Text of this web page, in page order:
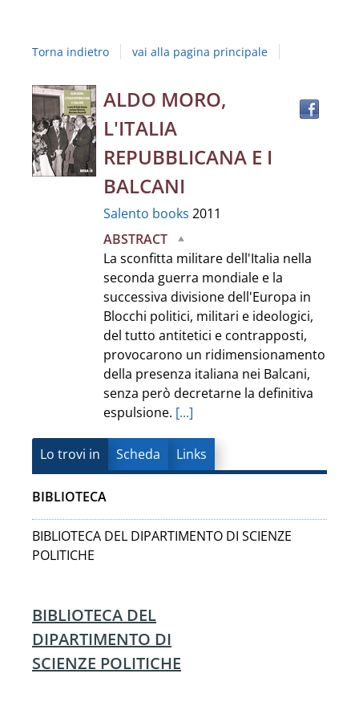
Campania
Vanvitelli"
Torna indietro vai alla pagina principale
Dettaglio
del
documento
ALDO MORO,
L'ITALIA
REPUBBLICANA E I
BALCANI
Salento books 2011
ABSTRACT
La sconfitta militare dell'Italia nella
seconda guerra mondiale e la
successiva divisione dell'Europa in
Blocchi politici, militari e ideologici,
del tutto antitetici e contrapposti,
provocarono un ridimensionamento
della presenza italiana nei Balcani,
senza però decretarne la definitiva
espulsione. [...]
Lo trovi in Scheda Links
BIBLIOTECA
BIBLIOTECA DEL DIPARTIMENTO DI SCIENZE
POLITICHE
BIBLIOTECA DEL
DIPARTIMENTO DI
SCIENZE POLITICHE